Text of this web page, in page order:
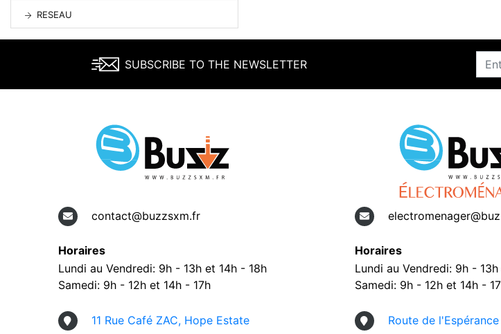
RESEAU
SUBSCRIBE TO THE NEWSLETTER
contact@buzzsxm.fr
Horaires
Lundi au Vendredi: 9h - 13h et 14h - 18h
Samedi: 9h - 12h et 14h - 17h
11 Rue Café ZAC, Hope Estate
Horaires
Lundi au Vendredi: 9h -
Samedi: 9h - 12h et 14h -
Route de